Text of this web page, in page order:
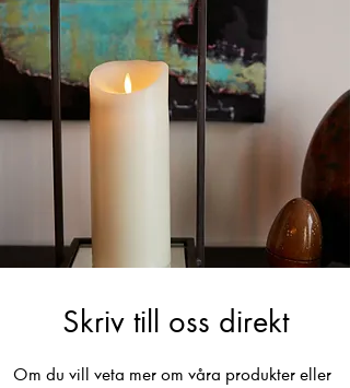
Skriv till oss direkt
Om du vill veta mer om våra produkter eller